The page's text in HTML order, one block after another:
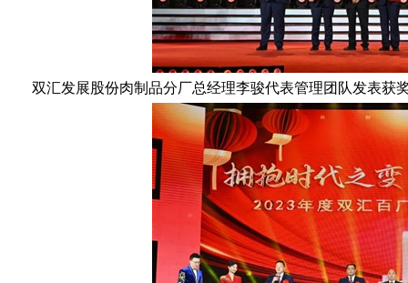
双汇发展股份肉制品分厂总经理李骏代表管理团队发表获